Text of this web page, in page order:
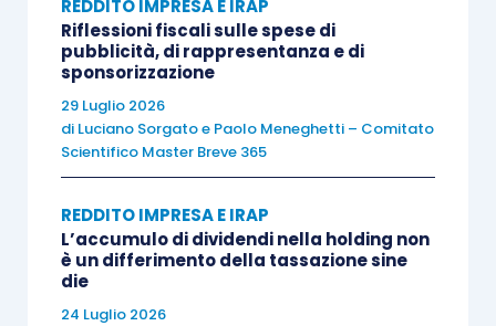
dell’individuazione dei presupposti della
disciplina sulle società in perdita sistematica,
laddove il
applicazione del regime di cassa costituisce
uno di quelli compresi nel c.d.
osservazione, il relativorisultato fiscaledeve
essere consideratosenza tener conto del
componente negativo derivante dalla deduzione
integrale del valore delle rimanenze finali del
periodo precedente
REDDITO IMPRESA E IRAP
Riflessioni fiscali sulle spese di
pubblicità, di rappresentanza e di
sponsorizzazione
29 Luglio 2026
di Luciano Sorgatoe Paolo Meneghetti – Comitato
Scientifico Master Breve 365
REDDITO IMPRESA E IRAP
L’accumulo di dividendi nella holding non
è un differimento della tassazione sine
die
24 Luglio 2026